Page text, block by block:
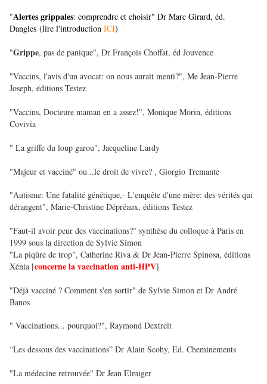
"Alertes grippales: comprendre et choisir" Dr Marc Girard, éd.
Dangles (lire l'introduction ICI)
"Grippe, pas de panique", Dr François Choffat, éd Jouvence
"Vaccins, l'avis d'un avocat: on nous aurait menti?", Me Jean-Pierre
Joseph, éditions Testez
"Vaccins, Docteure maman en a assez!", Monique Morin, éditions
Covivia
" La griffe du loup garou", Jacqueline Lardy
"Majeur et vacciné" ou...le droit de vivre? , Giorgio Tremante
"Autisme: Une fatalité génétique,- L'enquête d'une mère: des vérités qui
dérangent", Marie-Christine Dépréaux, éditions Testez
"Faut-il avoir peur des vaccinations?" synthèse du colloque à Paris en
1999 sous la direction de Sylvie Simon
"La piqûre de trop", Catherine Riva & Dr Jean-Pierre Spinosa, éditions
Xénia [concerne la vaccination anti-HPV]
"Déjà vacciné ? Comment s'en sortir" de Sylvie Simon et Dr André
Banos
" Vaccinations... pourquoi?", Raymond Dextreit
“Les dessous des vaccinations” Dr Alain Scohy, Ed. Cheminements
"La médecine retrouvée" Dr Jean Elmiger